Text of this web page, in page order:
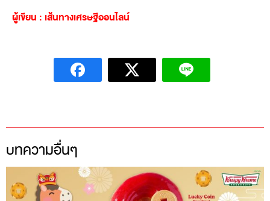
ผู้เขียน : เส้นทางเศรษฐีออนไลน์
บทความอื่นๆ